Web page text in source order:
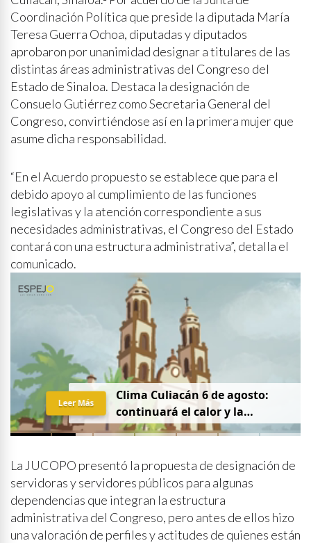
Coordinación Política que preside la diputada María
Teresa Guerra Ochoa, diputadas y diputados
aprobaron por unanimidad designar a titulares de las
distintas áreas administrativas del Congreso del
Estado de Sinaloa. Destaca la designación de
Consuelo Gutiérrez como Secretaria General del
Congreso, convirtiéndose así en la primera mujer que
asume dicha responsabilidad.
“En el Acuerdo propuesto se establece que para el
debido apoyo al cumplimiento de las funciones
legislativas y la atención correspondiente a sus
necesidades administrativas, el Congreso del Estado
contará con una estructura administrativa”, detalla el
comunicado.
Clima Culiacán 6 de agosto:
continuará el calor y la
probabilidad de lluvia
Leer Más
La JUCOPO presentó la propuesta de designación de
servidoras y servidores públicos para algunas
dependencias que integran la estructura
administrativa del Congreso, pero antes de ellos hizo
una valoración de perfiles y actitudes de quienes están